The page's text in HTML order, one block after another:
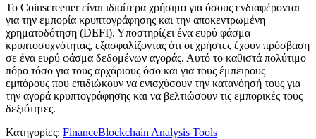
Το Coinscreener είναι ιδιαίτερα χρήσιμο για όσους ενδιαφέρονται
για την εμπορία κρυπτογράφησης και την αποκεντρωμένη
χρηματοδότηση (DEFI). Υποστηρίζει ένα ευρύ φάσμα
κρυπτοσυχνότητας, εξασφαλίζοντας ότι οι χρήστες έχουν πρόσβαση
σε ένα ευρύ φάσμα δεδομένων αγοράς. Αυτό το καθιστά πολύτιμο
πόρο τόσο για τους αρχάριους όσο και για τους έμπειρους
εμπόρους που επιδιώκουν να ενισχύσουν την κατανόησή τους για
την αγορά κρυπτογράφησης και να βελτιώσουν τις εμπορικές τους
δεξιότητες.
Κατηγορίες: FinanceBlockchain Analysis Tools